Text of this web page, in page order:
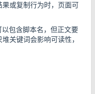
或复制行为时，页面可
包含脚本名，但正文要
关键词会影响可读性，